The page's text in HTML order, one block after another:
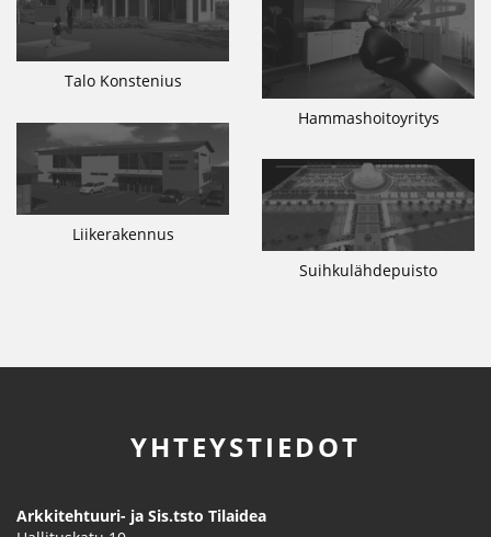
Talo Konstenius
Hammashoitoyritys
Liikerakennus
Suihkulähdepuisto
YHTEYSTIEDOT
Arkkitehtuuri- ja Sis.tsto Tilaidea